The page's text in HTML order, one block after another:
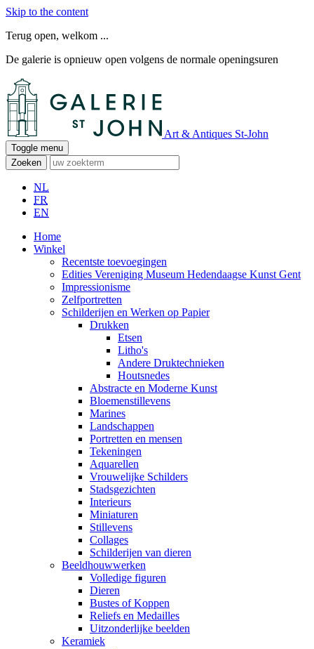
Skip to the content
Terug open, welkom ...
De galerie is opnieuw open volgens de normale openingsuren
Art & Antiques St-John
Toggle menu
Zoeken
NL
FR
EN
Home
Winkel
Recentste toevoegingen
Edities Vereniging Museum Hedendaagse Kunst Gent
Impressionisme
Zelfportretten
Schilderijen en Werken op Papier
Drukken
Etsen
Litho's
Andere Druktechnieken
Houtsnedes
Abstracte en Moderne Kunst
Bloemenstillevens
Marines
Landschappen
Portretten en mensen
Tekeningen
Aquarellen
Vrouwelijke Schilders
Stadsgezichten
Interieurs
Miniaturen
Stillevens
Collages
Schilderijen van dieren
Beeldhouwwerken
Volledige figuren
Dieren
Bustes of Koppen
Reliefs en Medailles
Uitzonderlijke beelden
Keramiek